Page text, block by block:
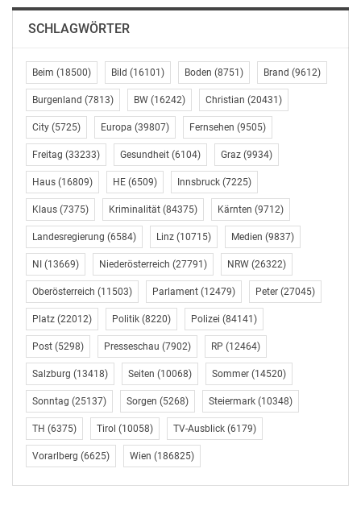
DES AUSSENDERS. www.ots.at
© Copyright APA-OTS Originaltext-Service GmbH und
Gefällt mir:
SCHLAGWÖRTER
Beim (18500) Bild (16101) Boden (8751) Brand (9612)
Burgenland (7813) BW (16242) Christian (20431)
City (5725) Europa (39807) Fernsehen (9505)
Freitag (33233) Gesundheit (6104) Graz (9934)
Haus (16809) HE (6509) Innsbruck (7225)
Klaus (7375) Kriminalität (84375) Kärnten (9712)
Landesregierung (6584) Linz (10715) Medien (9837)
NI (13669) Niederösterreich (27791) NRW (26322)
Oberösterreich (11503) Parlament (12479) Peter (27045)
Platz (22012) Politik (8220) Polizei (84141)
Post (5298) Presseschau (7902) RP (12464)
Salzburg (13418) Seiten (10068) Sommer (14520)
Sonntag (25137) Sorgen (5268) Steiermark (10348)
TH (6375) Tirol (10058) TV-Ausblick (6179)
Vorarlberg (6625) Wien (186825)